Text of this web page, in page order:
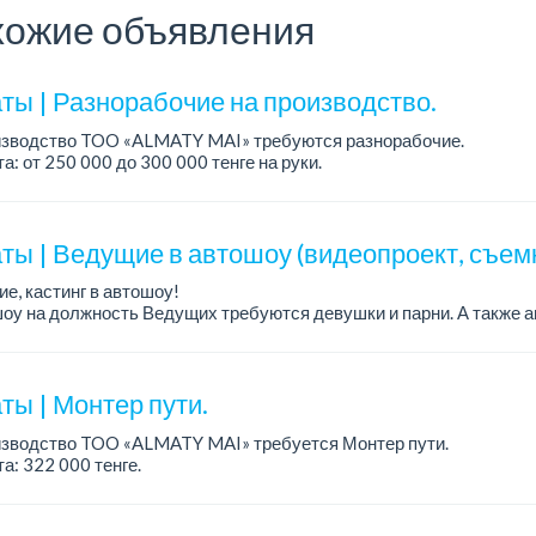
объявления
| Разнорабочие на производство.
TOO «ALMATY MAI» требуются разнорабочие.
от 250 000 до 300 000 тенге на руки.
| Ведущие в автошоу (видеопроект,
кастинг в автошоу!
на должность Ведущих требуются девушки и парни. А также
автомоб...
| Монтер пути.
TOO «ALMATY MAI» требуется Монтер пути.
322 000 тенге.